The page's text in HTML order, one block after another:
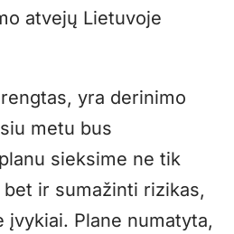
atvejų Lietuvoje
yra derinimo
metu bus
sieksime ne tik
ir sumažinti rizikas,
įvykiai. Plane numatyta,